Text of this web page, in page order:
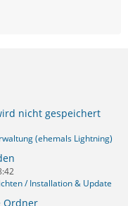
nicht gespeichert
(ehemals Lightning)
/ Installation & Update
Ordner